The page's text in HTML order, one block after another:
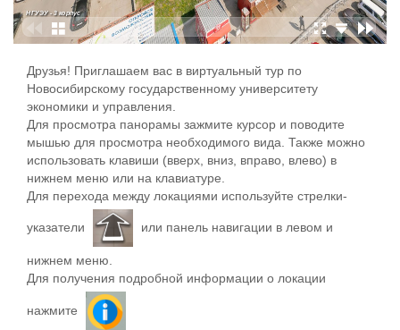
Друзья! Приглашаем вас в виртуальный тур по
Новосибирскому государственному университету
экономики и управления.
Для просмотра панорамы зажмите курсор и поводите
мышью для просмотра необходимого вида. Также можно
использовать клавиши (вверх, вниз, вправо, влево) в
нижнем меню или на клавиатуре.
Для перехода между локациями используйте стрелки-
указатели или панель навигации в левом и
нижнем меню.
Для получения подробной информации о локации
нажмите